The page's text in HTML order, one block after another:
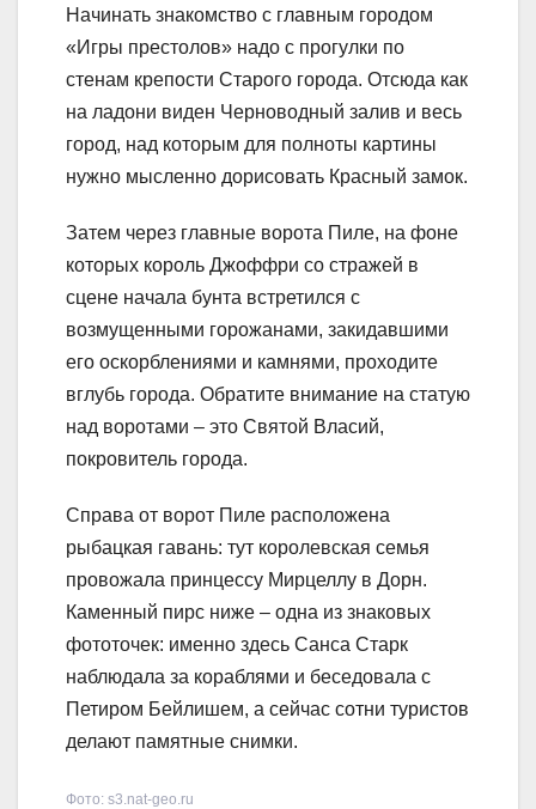
Начинать знакомство с главным городом
«Игры престолов» надо с прогулки по
стенам крепости Старого города. Отсюда как
на ладони виден Черноводный залив и весь
город, над которым для полноты картины
нужно мысленно дорисовать Красный замок.
Затем через главные ворота Пиле, на фоне
которых король Джоффри со стражей в
сцене начала бунта встретился с
возмущенными горожанами, закидавшими
его оскорблениями и камнями, проходите
вглубь города. Обратите внимание на статую
над воротами – это Святой Власий,
покровитель города.
Справа от ворот Пиле расположена
рыбацкая гавань: тут королевская семья
провожала принцессу Мирцеллу в Дорн.
Каменный пирс ниже – одна из знаковых
фототочек: именно здесь Санса Старк
наблюдала за кораблями и беседовала с
Петиром Бейлишем, а сейчас сотни туристов
делают памятные снимки.
Фото: s3.nat-geo.ru